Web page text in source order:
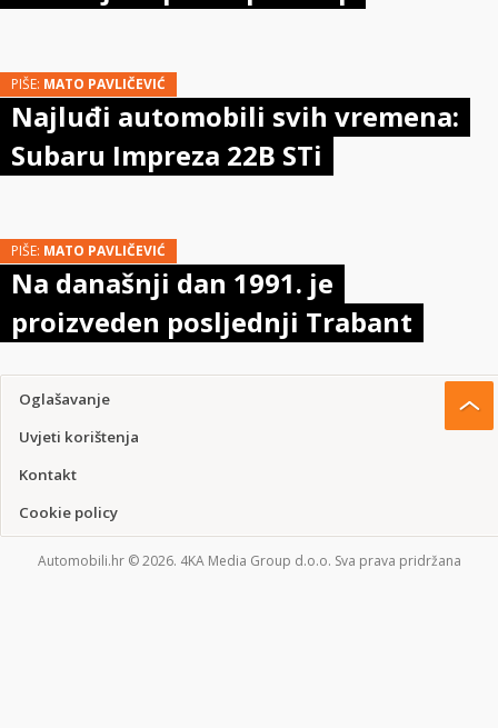
PIŠE: MATO PAVLIČEVIĆ
Najluđi automobili svih vremena:
Subaru Impreza 22B STi
PIŠE: MATO PAVLIČEVIĆ
Na današnji dan 1991. je
proizveden posljednji Trabant
Oglašavanje
Uvjeti korištenja
Kontakt
Cookie policy
Automobili.hr © 2026. 4KA Media Group d.o.o. Sva prava pridržana